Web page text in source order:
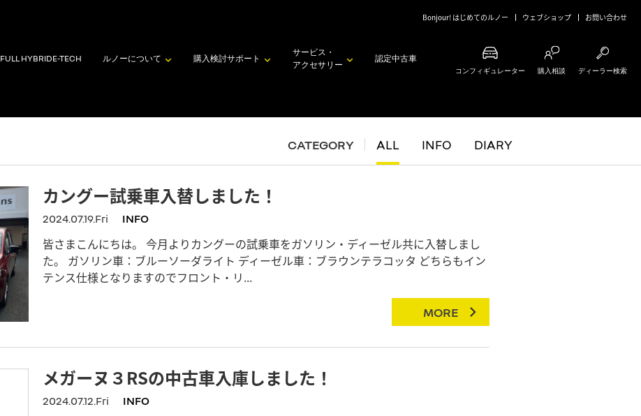
Bonjour! はじめてのルノー ウェブショップ お問い合わせ
FULL HYBRIDE-TECH ルノーについて 購入検討サポート
サービス・
アクセサリー
認定中古車
コンフィギュレーター 購入相談 ディーラー検索
CATEGORY ALL INFO DIARY
カングー試乗車入替しました！
2024.07.19.Fri INFO
皆さまこんにちは。 今月よりカングーの試乗車をガソリン・ディーゼル共に入替しまし
た。 ガソリン車：ブルーソーダライト ディーゼル車：ブラウンテラコッタ どちらもイン
テンス仕様となりますのでフロント・リ...
MORE
メガーヌ３RSの中古車入庫しました！
2024.07.12.Fri INFO